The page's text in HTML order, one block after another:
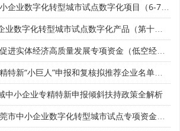
化转型城市试点数字化项目（6-7月）入库申报时间、条件要求
转型城市试点数字化产品（第十批）征集申报时间、条件要求
量发展专项资金（低空经济产业发展项目）入库申报时间、条件要求、补助奖励
新“小巨人”申报和复核拟推荐企业名单的公示
中小企业专精特新申报倾斜扶持政策全解析
数字化转型城市试点专项资金两化融合管理体系贯标项目资助计划